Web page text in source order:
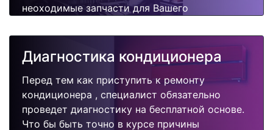
неоходимые запчасти для Вашего
качественно и недорого.
Диагностика кондиционера
Перед тем как приступить к ремонту
кондиционера , специалист обязательно
проведет диагностику на бесплатной основе.
Что бы быть точно в курсе причины